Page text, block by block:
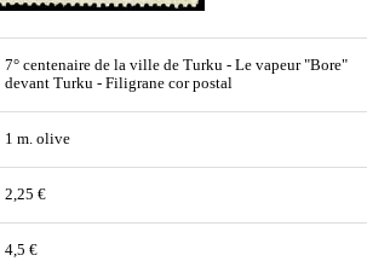
7° centenaire de la ville de Turku - Le vapeur "Bore"
devant Turku - Filigrane cor postal
1 m. olive
2,25 €
4,5 €